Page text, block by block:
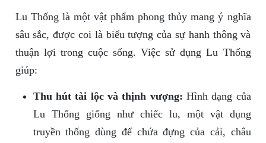
Lu Thống là một vật phẩm phong thủy mang ý nghĩa
sâu sắc, được coi là biểu tượng của sự hanh thông và
thuận lợi trong cuộc sống. Việc sử dụng Lu Thống
giúp:
Thu hút tài lộc và thịnh vượng: Hình dạng của
Lu Thống giống như chiếc lu, một vật dụng
truyền thống dùng để chứa đựng của cải, châu